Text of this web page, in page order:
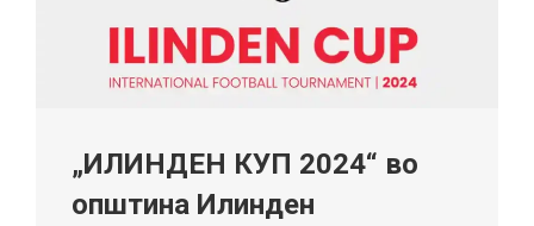
„ИЛИНДЕН КУП 2024“ во
општина Илинден